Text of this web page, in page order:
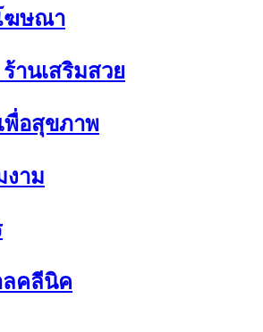
ฆษณา
านเสริมสวย
อสุขภาพ
งาม
ลคลีนิค